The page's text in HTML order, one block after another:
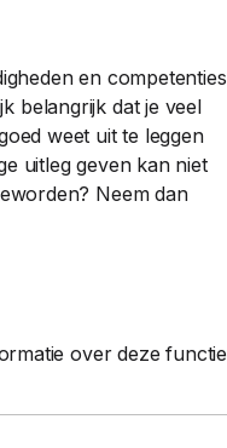
en competenties
belangrijk dat je veel
weet uit te leggen
uitleg geven kan niet
Neem dan
over deze functie